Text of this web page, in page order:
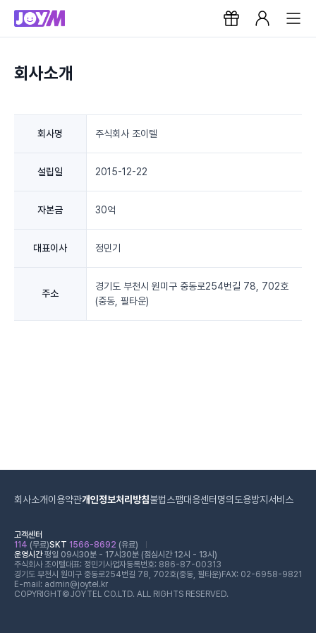
회사소개
회사명 주식회사 조이텔
설립일 2015-12-22
자본금 30억
대표이사 정민기
주소
경기도 부천시 원미구 중동로254번길 78, 702호
(중동, 필타운)
회사소개이용약관개인정보처리방침불법스팸대응센터 명의도용방지서비스
고객센터
114 (무료)SKT 1566-8692 (유료)
운영시간평일 09시30분 - 17시30분 (점심시간 12시 - 13시)
주식회사 조이텔대표: 정민기 사업자등록번호: 886-87-00313
경기도 부천시 원미구 중동로254번길 78, 702호(중동, 필타운) FAX: 02-6958-9821
E-mail: admin@joytel.kr
COPYRIGHT©JOYTEL CO.LTD. ALL RIGHTS RESERVED.